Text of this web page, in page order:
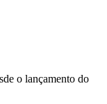
o lançamento do